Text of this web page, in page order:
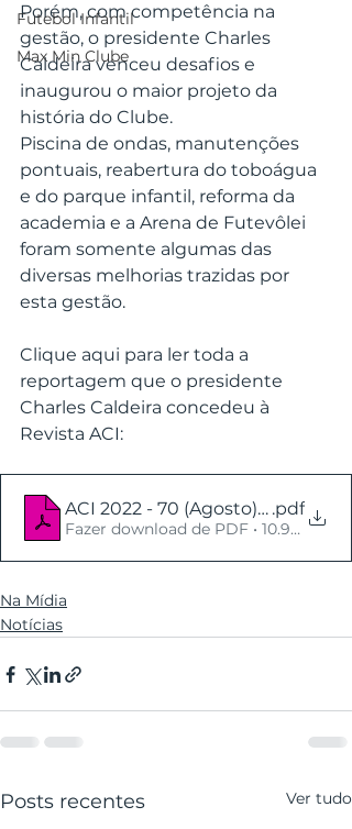
Futebol Infantil
Max Min Clube
Porém, com competência na
gestão, o presidente Charles
Caldeira venceu desafios e
inaugurou o maior projeto da
história do Clube.
Piscina de ondas, manutenções
pontuais, reabertura do toboágua
e do parque infantil, reforma da
academia e a Arena de Futevôlei
foram somente algumas das
diversas melhorias trazidas por
esta gestão.
Clique aqui para ler toda a
reportagem que o presidente
Charles Caldeira concedeu à
Revista ACI:
ACI 2022 - 70 (Agosto) site
.pdf
Fazer download de PDF • 10.94MB
Na Mídia
Notícias
Posts recentes Ver tudo